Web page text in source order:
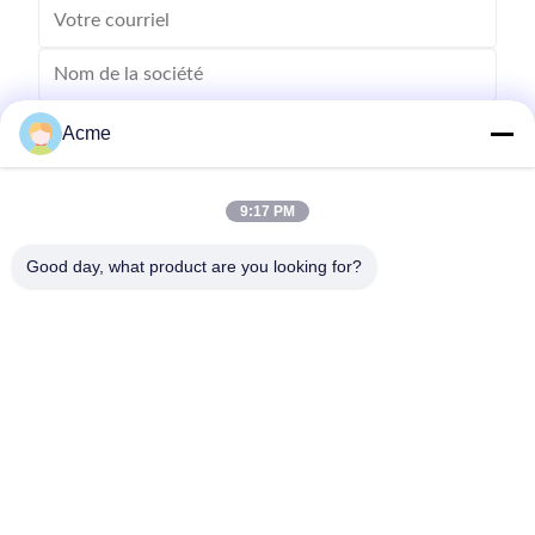
Envoyez
Acme
9:17 PM
Good day, what product are you looking for?